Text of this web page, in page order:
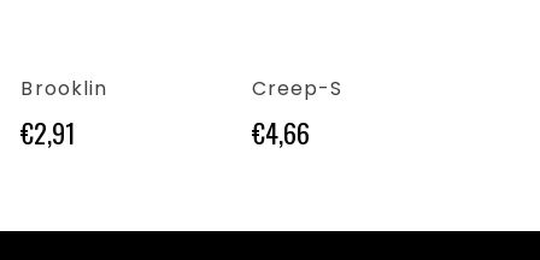
Brooklin
€2,91
Creep-S
€4,66